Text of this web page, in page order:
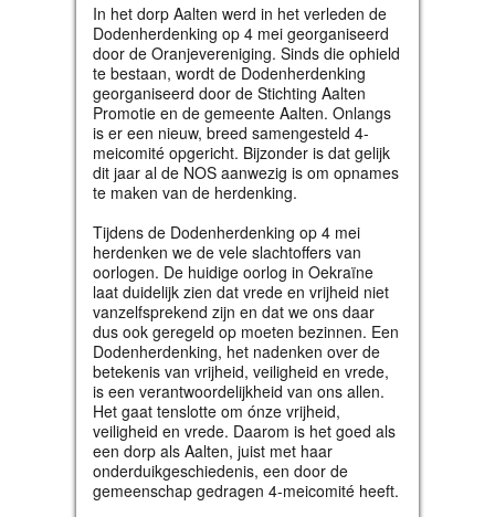
In het dorp Aalten werd in het verleden de
Dodenherdenking op 4 mei georganiseerd
door de Oranjevereniging. Sinds die ophield
te bestaan, wordt de Dodenherdenking
georganiseerd door de Stichting Aalten
Promotie en de gemeente Aalten. Onlangs
is er een nieuw, breed samengesteld 4-
meicomité opgericht. Bijzonder is dat gelijk
dit jaar al de NOS aanwezig is om opnames
te maken van de herdenking.
Tijdens de Dodenherdenking op 4 mei
herdenken we de vele slachtoffers van
oorlogen. De huidige oorlog in Oekraïne
laat duidelijk zien dat vrede en vrijheid niet
vanzelfsprekend zijn en dat we ons daar
dus ook geregeld op moeten bezinnen. Een
Dodenherdenking, het nadenken over de
betekenis van vrijheid, veiligheid en vrede,
is een verantwoordelijkheid van ons allen.
Het gaat tenslotte om ónze vrijheid,
veiligheid en vrede. Daarom is het goed als
een dorp als Aalten, juist met haar
onderduikgeschiedenis, een door de
gemeenschap gedragen 4-meicomité heeft.